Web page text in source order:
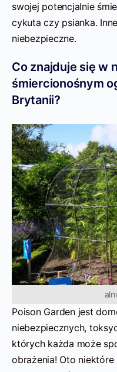
swojej potencjalnie
cykuta czy psianka.
niebezpieczne.
Co znajduje się w
śmiercionośnym
Brytanii?
Poison Garden jest
niebezpiecznych,
których każda może
obrażenia! Oto